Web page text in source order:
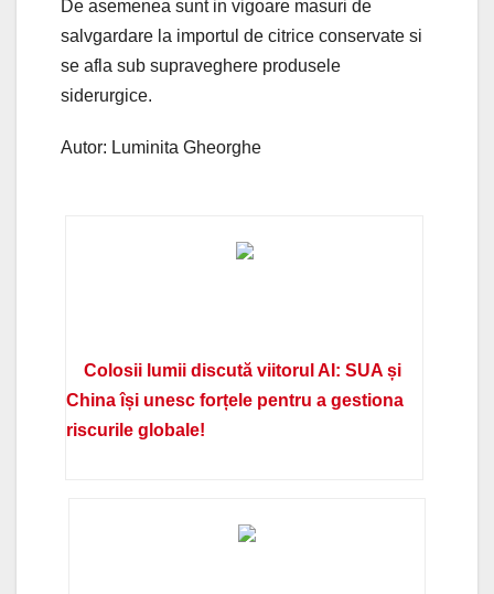
De asemenea sunt in vigoare masuri de
salvgardare la importul de citrice conservate si
se afla sub supraveghere produsele
siderurgice.
Autor: Luminita Gheorghe
Colosii lumii discută viitorul AI: SUA și
China își unesc forțele pentru a gestiona
riscurile globale!